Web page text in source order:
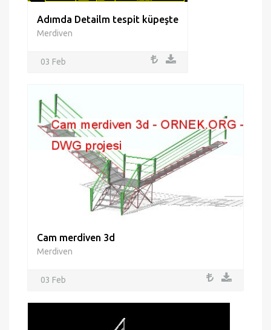
Adımda Detailm tespit küpeşte
Merdiven
03 Feb
Cam merdiven 3d
Merdiven
03 Feb